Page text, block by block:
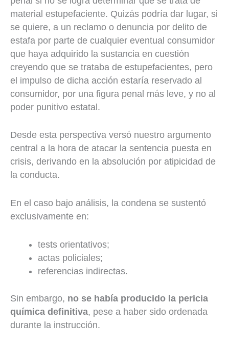
material estupefaciente. Quizás podría dar lugar, si
se quiere, a un reclamo o denuncia por delito de
estafa por parte de cualquier eventual consumidor
que haya adquirido la sustancia en cuestión
creyendo que se trataba de estupefacientes, pero
el impulso de dicha acción estaría reservado al
consumidor, por una figura penal más leve, y no al
poder punitivo estatal.
Desde esta perspectiva versó nuestro argumento
central a la hora de atacar la sentencia puesta en
crisis, derivando en la absolución por atipicidad de
la conducta.
En el caso bajo análisis, la condena se sustentó
exclusivamente en:
tests orientativos;
actas policiales;
referencias indirectas.
Sin embargo, no se había producido la pericia
química definitiva, pese a haber sido ordenada
durante la instrucción.